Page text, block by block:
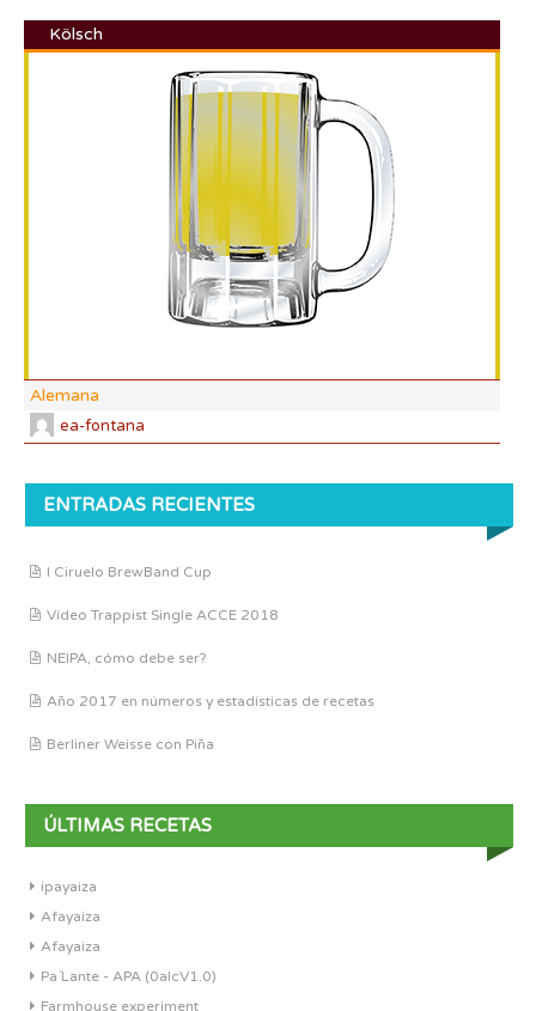
Kölsch
Alemana
ea-fontana
ENTRADAS RECIENTES
I Ciruelo BrewBand Cup
Vídeo Trappist Single ACCE 2018
NEIPA, cómo debe ser?
Año 2017 en números y estadísticas de recetas
Berliner Weisse con Piña
ÚLTIMAS RECETAS
ipayaiza
Afayaiza
Afayaiza
Pa´Lante - APA (0alcV1.0)
Farmhouse experiment